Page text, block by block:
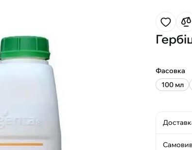
Фасовка
100 мл